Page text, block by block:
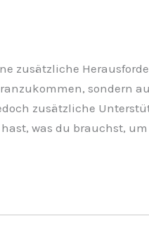
zusätzliche
sondern
zusätzliche
was du brauchst, um